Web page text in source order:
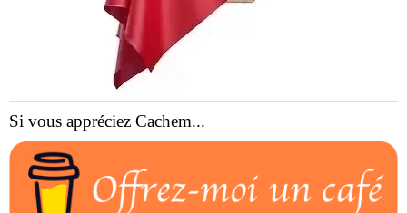
Si vous appréciez Cachem...